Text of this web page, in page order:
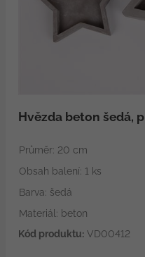
Hvězda beton šedá,
Průměr: 20 cm
Obsah balení: 1 ks
Barva: šedá
Materiál: beton
Kód produktu:VD00412